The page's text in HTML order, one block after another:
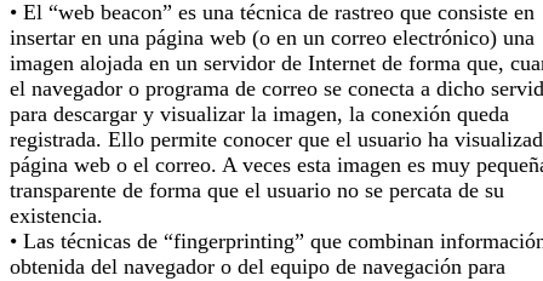
• El “web beacon” es una técnica de rastreo que consiste en
insertar en una página web (o en un correo electrónico) una
imagen alojada en un servidor de Internet de forma que,
el navegador o programa de correo se conecta a dicho
para descargar y visualizar la imagen, la conexión queda
registrada. Ello permite conocer que el usuario ha
página web o el correo. A veces esta imagen es muy
transparente de forma que el usuario no se percata de su
existencia.
• Las técnicas de “fingerprinting” que combinan
obtenida del navegador o del equipo de navegación para